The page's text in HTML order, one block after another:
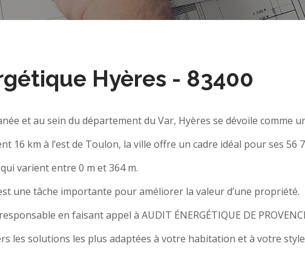
Hyères - 83400
et au sein du département du Var, Hyères se dévoile comme
16 km à l’est de Toulon, la ville offre un cadre idéal pour ses 56
varient entre 0 m et 364 m.
une tâche importante pour améliorer la valeur d’une propriété.
en faisant appel à AUDIT ÉNERGÉTIQUE DE
les solutions les plus adaptées à votre habitation et à votre style